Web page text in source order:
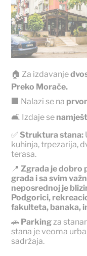
🏠 Za izdavanje
Preko Morače.
🏢 Nalazi se na
🛋️ Izdaje se
✅ Struktura stana:
kuhinja, trpezarija,
terasa.
📍Zgrada je dobro
grada i sa svim
neposrednoj je
Podgorici,
fakulteta, banaka,
🚗 Parkingza
stana je veoma
sadržaja.